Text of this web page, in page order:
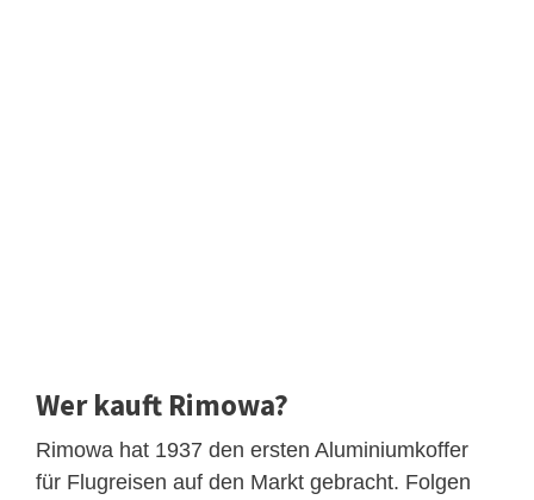
Wer kauft Rimowa?
Rimowa hat 1937 den ersten Aluminiumkoffer
für Flugreisen auf den Markt gebracht. Folgen